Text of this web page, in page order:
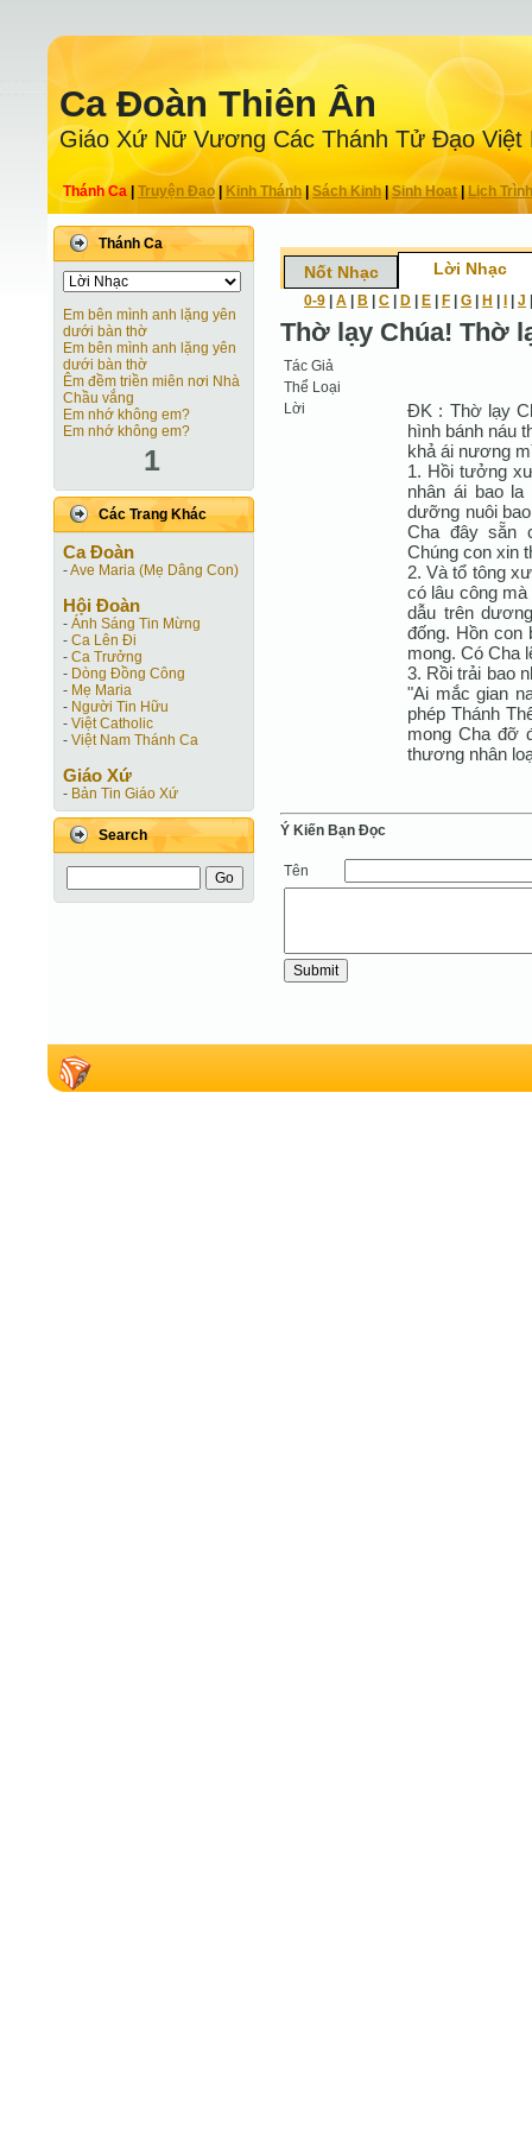
Ca Ðoàn Thiên Ân
Giáo Xứ Nữ Vương Các Thánh Tử Ðạo Việt
Thánh Ca Truyện Ðạo| Kinh Thánh Sách Kinh|Sinh Hoạt| Lịch Trình
Thánh Ca
Em bên mình anh lặng yên
dưới bàn thờ
Em bên mình anh lặng yên
dưới bàn thờ
Êm đềm triền miên nơi Nhà
Chầu vắng
Em nhớ không em?
Em nhớ không em?
1
Các Trang Khác
Ca Ðoàn
-Ave Maria (Mẹ Dâng Con)
Hội Ðoàn
- Ánh Sáng Tin Mừng
- Ca Lên Đi
- Ca Trưởng
- Dòng Đồng Công
- Mẹ Maria
- Người Tin Hữu
- Việt Catholic
- Việt Nam Thánh Ca
Giáo Xứ
- Bản Tin Giáo Xứ
Search
Nốt Nhạc Lời Nhạc
0-9 A B C D E F G H J
Thờ lạy Chúa! Thờ
Tác Giả
Thể Loại
Lời
ĐK : Thờ lạy
hình bánh náu
khả ái nương
1. Hồi tưởng
nhân ái bao
dưỡng nuôi
Cha đây sẵn
Chúng con xin
2. Và tổ tông
có lâu công
dẫu trên
đống. Hồn
mong. Có Cha
3. Rồi trải bao
"Ai mắc gian
phép Thánh
mong Cha đỡ
thương nhân
Ý Kiến Bạn Ðọc
Tên